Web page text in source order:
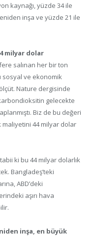
kaynağı, yüzde 34 ile
inşa ve yüzde 21 ile
milyar dolar
salınan her bir ton
sosyal ve ekonomik
Nature dergisinde
gelecekte
Biz de bu değeri
maliyetini 44 milyar dolar
ki bu 44 milyar dolarlık
Bangladeş’teki
ABD’deki
aşırı hava
inşa, en büyük